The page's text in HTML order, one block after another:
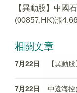
【異動股】中國
(00857.HK)漲
相關文章
7月22日 【異動
7月22日 中遠海